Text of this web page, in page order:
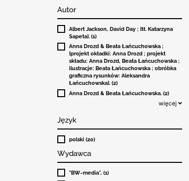
Autor
Albert Jackson, David Day ; [tł. Katarzyna
Sapeta]. (1)
Anna Drozd & Beata Łańcuchowska ;
[projekt okładki: Anna Drozd ; projekt
składu: Anna Drozd, Beata Łańcuchowska ;
ilustracje: Beata Łańcuchowska ; obróbka
graficzna rysunków: Aleksandra
Łańcuchowska]. (2)
Anna Drozd & Beata Łańcuchowska. (2)
więcej
Język
polski (20)
Wydawca
"BW-media", (1)